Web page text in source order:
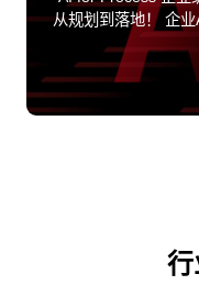
从规划到落地！ 企
行